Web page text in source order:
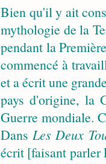
Bien qu'il y ait
mythologie de la
pendant la
commencé à
et a écrit une
pays d'origine, la
Guerre mondiale.
Dans Les Deux
écrit [faisant parler